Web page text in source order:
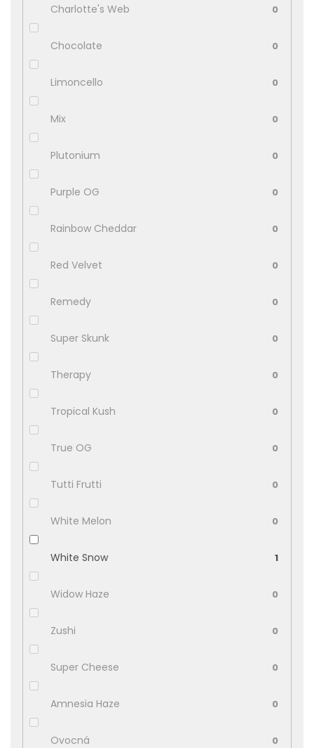
Charlotte's Web 0
Chocolate 0
Limoncello 0
Mix 0
Plutonium 0
Purple OG 0
Rainbow Cheddar 0
Red Velvet 0
Remedy 0
Super Skunk 0
Therapy 0
Tropical Kush 0
True OG 0
Tutti Frutti 0
White Melon 0
White Snow 1
Widow Haze 0
Zushi 0
Super Cheese 0
Amnesia Haze 0
Ovocná 0